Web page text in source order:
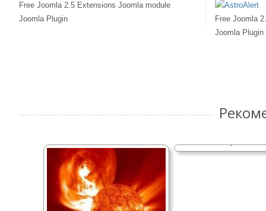
Free Joomla 2.5 Extensions Joomla module
Joomla Plugin
Free Joomla
Joomla Plugin